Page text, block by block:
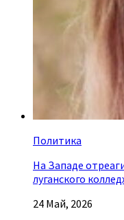
Политика
На Западе
луганского
24 Май, 2026